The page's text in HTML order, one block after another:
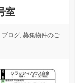
室
ブログ, 募集物件のご